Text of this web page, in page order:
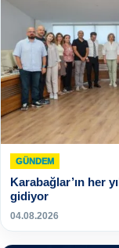
GÜNDEM
Karabağlar’ın her
gidiyor
04.08.2026